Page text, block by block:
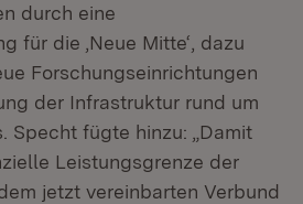
durch eine
für die ‚Neue Mitte‘, dazu
Forschungseinrichtungen
der Infrastruktur rund um
Specht fügte hinzu: „Damit
Leistungsgrenze der
jetzt vereinbarten Verbund